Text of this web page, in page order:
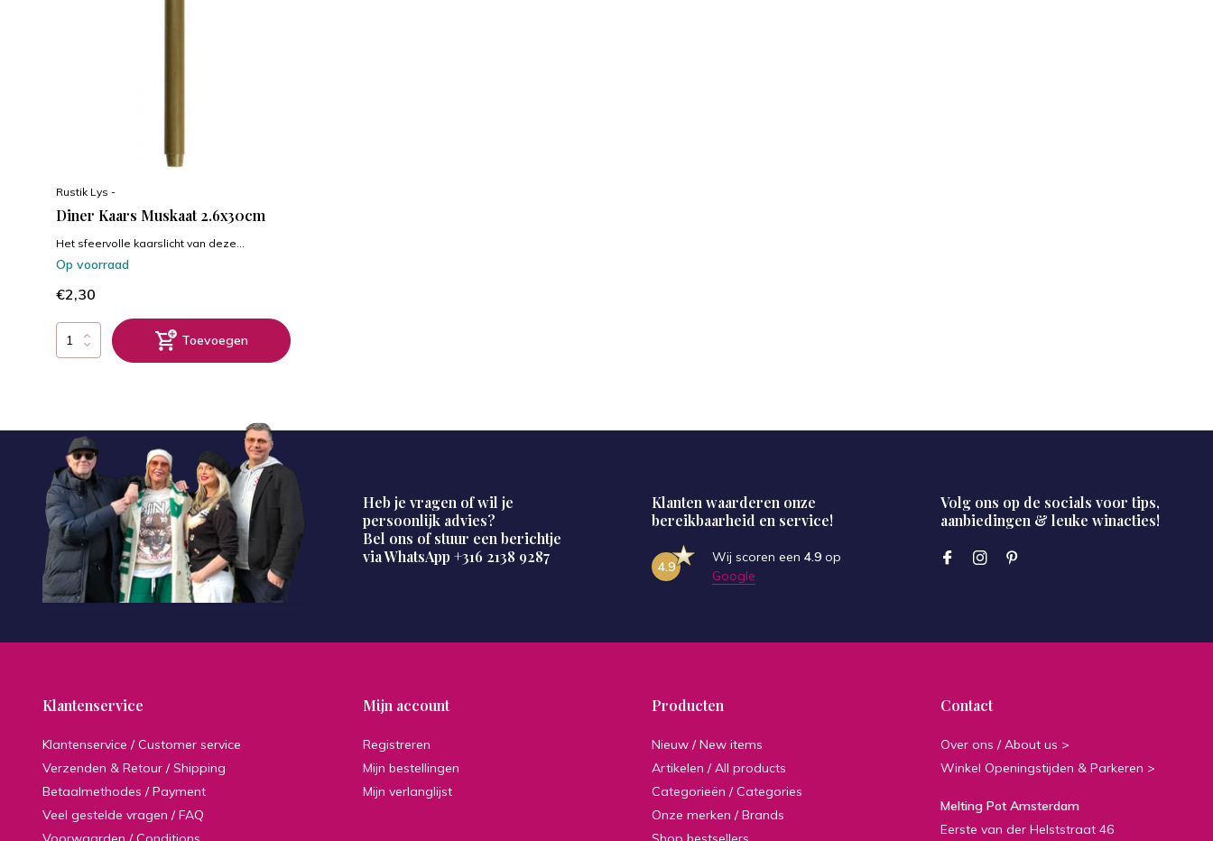
Rustik Lys -
Diner Kaars Muskaat 2.6x30cm
Het sfeervolle kaarslicht van deze...
Op voorraad
€2,30
Toevoegen
Heb je vragen of wil je
persoonlijk advies?
Bel ons of stuur een berichtje
via WhatsApp +316 2138 9287
Klanten waarderen onze
bereikbaarheid en service!
4.9
Wij scoren een 4.9 op
Google
Volg ons op de socials voor tips,
aanbiedingen & leuke winacties!
Klantenservice
Klantenservice / Customer service
Verzenden & Retour / Shipping
Betaalmethodes / Payment
Veel gestelde vragen / FAQ
Mijn account
Registreren
Mijn bestellingen
Mijn verlanglijst
Producten
Nieuw / New items
Artikelen / All products
Categorieën / Categories
Onze merken / Brands
Contact
Over ons / About us >
Winkel Openingstijden & Parkeren >
Melting Pot Amsterdam
Eerste van der Helststraat 46